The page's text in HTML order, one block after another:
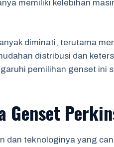
memiliki kelebihan
diminati, terutama
distribusi dan
pemilihan genset ini
dan teknologinya yang